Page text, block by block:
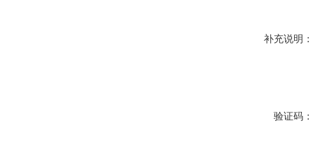
补充说明：
验证码：